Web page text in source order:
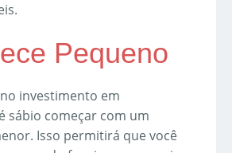
Pequeno
investimento em
sábio começar com um
Isso permitirá que você